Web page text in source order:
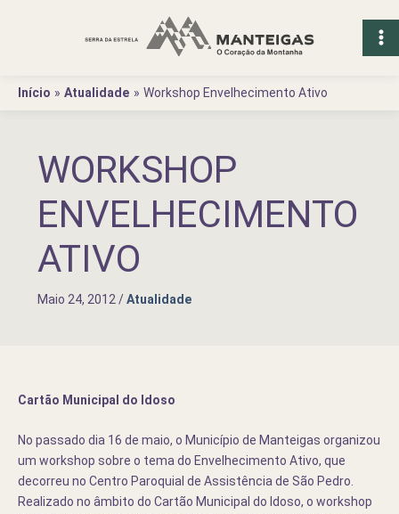
Início
Atualidade Workshop Envelhecimento Ativo
WORKSHOP
ENVELHECIMENTO
ATIVO
Maio 24, 2012 /Atualidade
Cartão Municipal do Idoso
No passado dia 16 de maio, o Município de Manteigas organizou
um workshop sobre o tema do Envelhecimento Ativo, que
decorreu no Centro Paroquial de Assistência de São Pedro.
Realizado no âmbito do Cartão Municipal do Idoso, o workshop